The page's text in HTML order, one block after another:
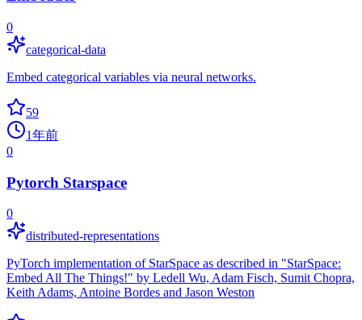
0
categorical-data
Embed categorical variables via neural networks.
59
1年前
0
Pytorch Starspace
0
distributed-representations
PyTorch implementation of StarSpace as described in "StarSpace:
Embed All The Things!" by Ledell Wu, Adam Fisch, Sumit Chopra,
Keith Adams, Antoine Bordes and Jason Weston